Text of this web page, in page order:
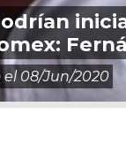
el 08/jun/2020